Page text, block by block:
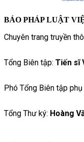
BÁO PHÁP LUẬT
Chuyên trang truyền
Tổng Biên tập: Tiến sĩ
Phó Tổng Biên tập
Tổng Thư ký: Hoàng